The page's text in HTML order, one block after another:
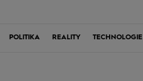
POLITIKA REALITY TECHNOLOGIE